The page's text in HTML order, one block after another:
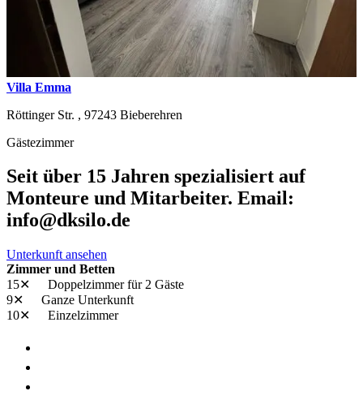
Villa Emma
Röttinger Str. , 97243 Bieberehren
Gästezimmer
Seit über 15 Jahren spezialisiert auf
Monteure und Mitarbeiter. Email:
info@dksilo.de
Unterkunft ansehen
Zimmer und Betten
15✕
Doppelzimmerfür 2 Gäste
9✕
Ganze Unterkunft
10✕
Einzelzimmer